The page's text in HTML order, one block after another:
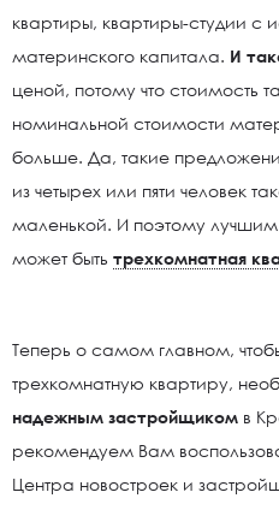
квартиры, квартиры-студии с
материнского капитала. И
ценой, потому что стоимость
номинальной стоимости
больше. Да, такие
из четырех или пяти человек
маленькой. И поэтому
может быть трехкомнатная
Теперь о самом главном,
трехкомнатную квартиру,
надежным застройщиком в
рекомендуем Вам
Центра новостроек и